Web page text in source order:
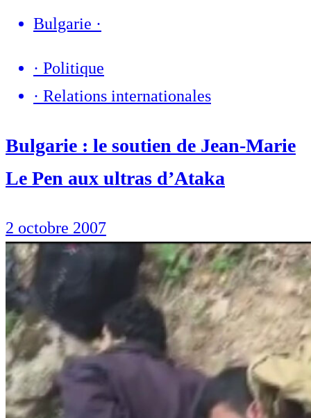
Bulgarie ·
· Politique
· Relations internationales
Bulgarie : le soutien de Jean-Marie
Le Pen aux ultras d’Ataka
2 octobre 2007